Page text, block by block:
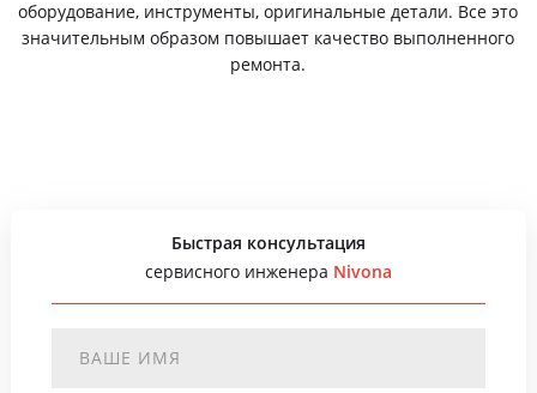
оборудование, инструменты, оригинальные детали. Все это
значительным образом повышает качество выполненного
ремонта.
Быстрая консультация
сервисного инженера Nivona